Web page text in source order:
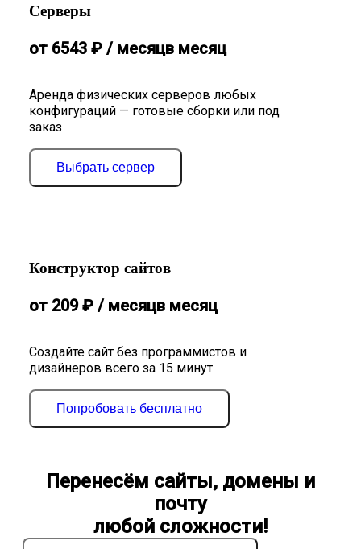
Серверы
Аренда физических серверов любых
конфигураций — готовые сборки или под
заказ
от 6543 ₽ / месяцв месяц
Выбрать сервер
Конструктор сайтов
Создайте сайт без программистов и
дизайнеров всего за 15 минут
от 209₽ / месяцв месяц
Попробовать бесплатно
Перенесём сайты, домены и
почту
любой сложности!